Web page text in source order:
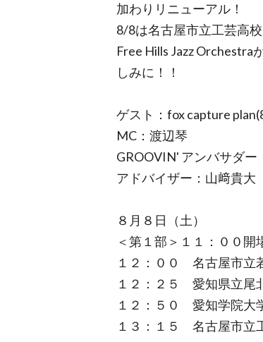
加わりリニューアル！
8/8は名古屋市立工芸高
Free Hills Jazz
しみに！！
ゲスト：fox capture
MC：渡辺琴
GROOVIN' アンバサダー
アドバイザー：山﨑貴大
８月８日（土）
＜第１部＞１１：００開
１２：００ 名古屋市立
１２：２５ 愛知県立尾
１２：５０ 愛知学院大
１３：１５ 名古屋市立